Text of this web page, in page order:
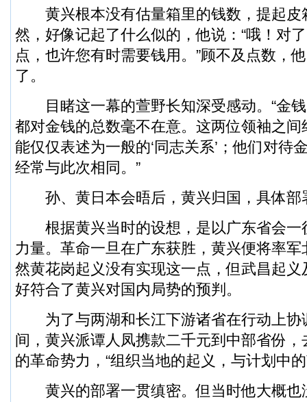
黄兴根本没有估量箱里的钱数，提起皮
然，好像记起了什么似的，他说：“哦！对
点，也许您有时需要钱用。”顾不及点数，
了。
目睹这一幕的萱野长知深受感动。“金钱
都对金钱的总数毫不在意。这两位领袖之
能仅仅表述为一般的‘同志关系’；他们对待
经常与此次相同。”
孙、黄日本会晤后，黄兴归国，具体部
根据黄兴当时的设想，是以广东省会一
力量。革命一旦在广东获胜，黄兴便将率
然黄花岗起义没有实现这一点，但武昌起
好符合了黄兴对国内局势的预判。
为了与两湖和长江下游诸省在行动上协
间，黄兴派谭人凤携款二千元到中部省份
的革命势力，“组织当地的起义，与计划中
黄兴的部署一贯缜密。但当时他大概也